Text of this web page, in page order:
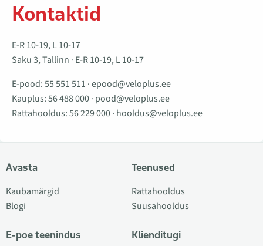
Kontaktid
E-R 10-19, L 10-17
Saku 3, Tallinn · E-R 10-19, L 10-17
E-pood:55 551 511 ·epood@veloplus.ee
Kauplus:56 488 000· pood@veloplus.ee
Rattahooldus:56 229 000· hooldus@veloplus.ee
Avasta
Kaubamärgid
Blogi
E-poe teenindus
Teenused
Rattahooldus
Suusahooldus
Klienditugi